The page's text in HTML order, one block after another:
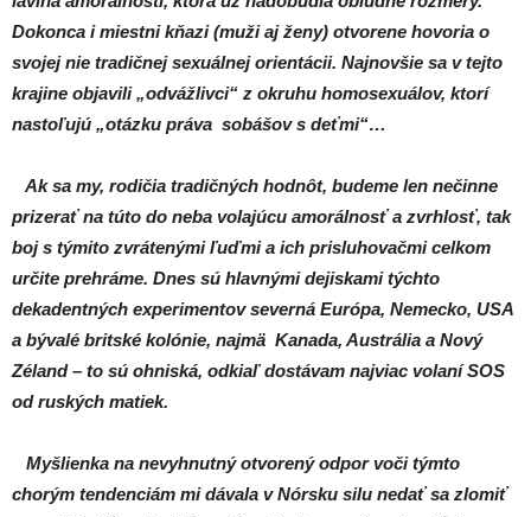
Dokonca i miestni kňazi (muži aj ženy) otvorene hovoria o
svojej nie tradičnej sexuálnej orientácii. Najnovšie sa v tejto
krajine objavili „odvážlivci“ z okruhu homosexuálov, ktorí
nastoľujú „otázku práva sobášov s deťmi“…
Ak sa my, rodičia tradičných hodnôt, budeme len nečinne
prizerať na túto do neba volajúcu amorálnosť a zvrhlosť, tak
boj s týmito zvrátenými ľuďmi a ich prisluhovačmi celkom
určite prehráme. Dnes sú hlavnými dejiskami týchto
dekadentných experimentov severná Európa, Nemecko, USA
a bývalé britské kolónie, najmä Kanada, Austrália a Nový
Zéland – to sú ohniská, odkiaľ dostávam najviac volaní SOS
od ruských matiek.
Myšlienka na nevyhnutný otvorený odpor voči týmto
chorým tendenciám mi dávala v Nórsku silu nedať sa zlomiť